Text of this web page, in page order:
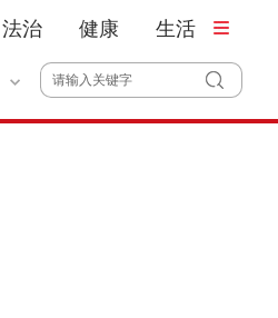
法治 健康 生活